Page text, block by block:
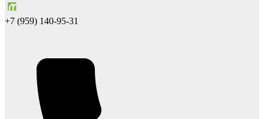
+7 (959) 140-95-31